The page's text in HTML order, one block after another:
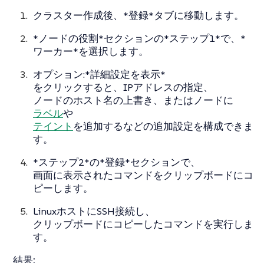
クラスター作成後、*登録*タブに移動します。
*ノードの役割*セクションの*ステップ1*で、*
ワーカー*を選択します。
オプション:*詳細設定を表示*
をクリックすると、IPアドレスの指定、
ノードのホスト名の上書き、またはノードに
ラベルや
テイント を追加するなどの追加設定を構成できま
す。
*ステップ2*の*登録*セクションで、
画面に表示されたコマンドをクリップボードにコ
ピーします。
LinuxホストにSSH接続し、
クリップボードにコピーしたコマンドを実行しま
す。
結果: